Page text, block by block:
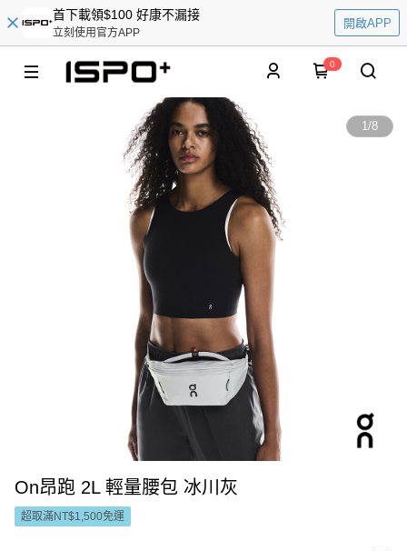
首下載領$100 好康不漏接
立刻使用官方APP
開啟APP
0
1/8
On昂跑 2L 輕量腰包 冰川灰
超取滿NT$1,500免運